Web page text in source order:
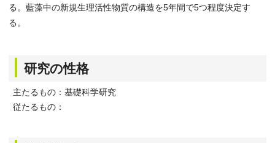
る。藍藻中の新規生理活性物質の構造を5年間で5つ程度決定す
る。
研究の性格
主たるもの：基礎科学研究
従たるもの：